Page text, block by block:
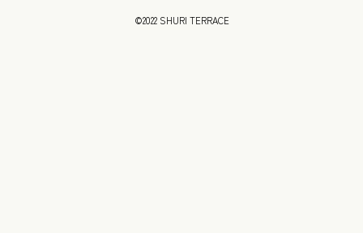
©2022 SHURI TERRACE